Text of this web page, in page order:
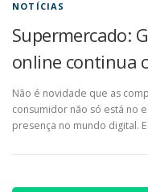
NOTÍCIAS
Supermercado:
online continua
Não é novidade que as
consumidor não só está no
presença no mundo digital.